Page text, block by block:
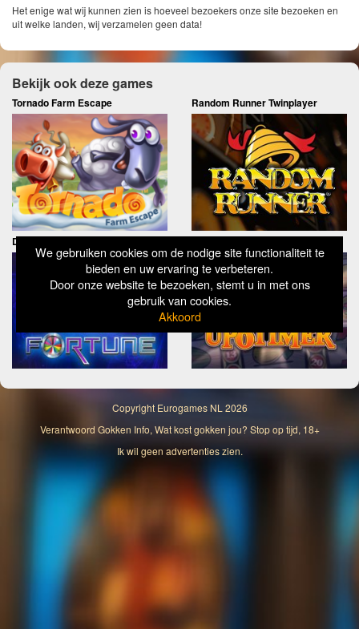
We gebruiken cookies om de nodige site functionaliteit te
bieden en uw ervaring te verbeteren.
Door onze website te bezoeken, stemt u in met ons
gebruik van cookies.
Akkoord
Het enige wat wij kunnen zien is hoeveel bezoekers onze site bezoeken en
uit welke landen, wij verzamelen geen data!
Bekijk ook deze games
Tornado Farm Escape Random Runner Twinplayer
Dice Fortune Up 6 Timer
Copyright Eurogames NL 2026
Verantwoord Gokken Info, Wat kost gokken jou? Stop op tijd, 18+
Ik wil geen advertenties zien.